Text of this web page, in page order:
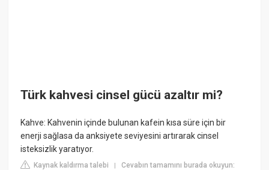
Türk kahvesi cinsel gücü azaltır mi?
Kahve: Kahvenin içinde bulunan kafein kısa süre için bir
enerji sağlasa da anksiyete seviyesini artırarak cinsel
isteksizlik yaratıyor.
Kaynak kaldırma talebi |Cevabın tamamını burada okuyun: